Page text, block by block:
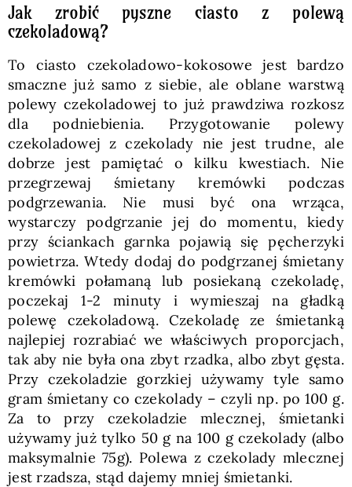
Jak zrobić pyszne ciasto z polewą
czekoladową?
To ciasto czekoladowo-kokosowe jest bardzo
smaczne już samo z siebie, ale oblane warstwą
polewy czekoladowej to już prawdziwa rozkosz
dla podniebienia. Przygotowanie polewy
czekoladowej z czekolady nie jest trudne, ale
dobrze jest pamiętać o kilku kwestiach. Nie
przegrzewaj śmietany kremówki podczas
podgrzewania. Nie musi być ona wrząca,
wystarczy podgrzanie jej do momentu, kiedy
przy ściankach garnka pojawią się pęcherzyki
powietrza. Wtedy dodaj do podgrzanej śmietany
kremówki połamaną lub posiekaną czekoladę,
poczekaj 1-2 minuty i wymieszaj na gładką
polewę czekoladową. Czekoladę ze śmietanką
najlepiej rozrabiać we właściwych proporcjach,
tak aby nie była ona zbyt rzadka, albo zbyt gęsta.
Przy czekoladzie gorzkiej używamy tyle samo
gram śmietany co czekolady – czyli np. po 100 g.
Za to przy czekoladzie mlecznej, śmietanki
używamy już tylko 50 g na 100 g czekolady (albo
maksymalnie 75g). Polewa z czekolady mlecznej
jest rzadsza, stąd dajemy mniej śmietanki.